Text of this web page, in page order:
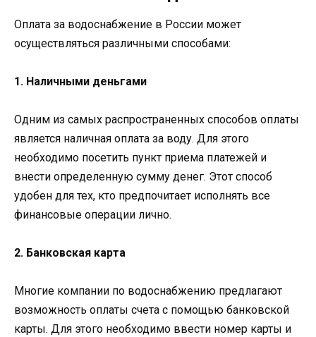
Оплата за водоснабжение в России может
осуществляться различными способами:
1. Наличными деньгами
Одним из самых распространенных способов оплаты
является наличная оплата за воду. Для этого
необходимо посетить пункт приема платежей и
внести определенную сумму денег. Этот способ
удобен для тех, кто предпочитает исполнять все
финансовые операции лично.
2. Банковская карта
Многие компании по водоснабжению предлагают
возможность оплаты счета с помощью банковской
карты. Для этого необходимо ввести номер карты и